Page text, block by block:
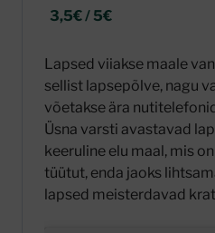
3,5€ / 5€
Lapsed viiakse maale
sellist lapsepõlve, nagu
võetakse ära
Üsna varsti avastavad
keeruline elu maal, mis
tüütut, enda jaoks
lapsed meisterdavad